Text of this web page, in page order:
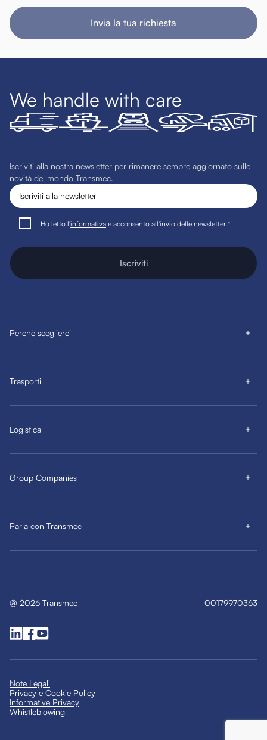
Invia la tua richiesta
We handle with care
Iscriviti alla nostra newsletter per rimanere sempre aggiornato sulle
novità del mondo Transmec.
Ho letto l'informativa e acconsento all'invio delle newsletter *
Iscriviti
Perchè sceglierci
Trasporti
Logistica
Group Companies
Parla con Transmec
@ 2026 Transmec
Note Legali
Privacy e Cookie Policy
Informative Privacy
Whistleblowing
00179970363